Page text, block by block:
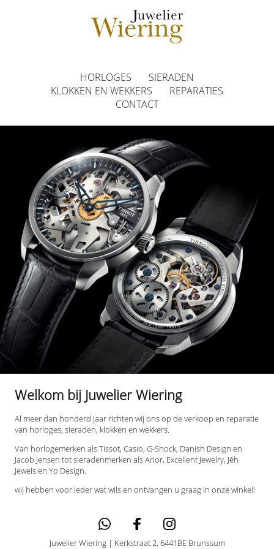
HORLOGES
SIERADEN
KLOKKEN EN WEKKERS
REPARATIES
CONTACT
Juwelier Wiering | de juwelier van het
Welkom bij Juwelier Wiering
Al meer dan honderd jaar richten wij ons op de verkoop en reparatie
van horloges, sieraden, klokken en wekkers.
Van horlogemerken als Tissot, Casio, G-Shock, Danish Design en
Jacob Jensen tot sieradenmerken als Arior, Excellent Jewelry, Jéh
Jewels en Yo Design.
wij hebben voor ieder wat wils en ontvangen u graag in onze winkel!
Juwelier Wiering | Kerkstraat 2, 6441BE Brunssum